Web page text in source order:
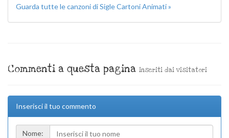
Guarda tutte le canzoni di Sigle Cartoni Animati »
Commenti a questa pagina inseriti dai visitatori
Inserisci il tuo commento
Nome: